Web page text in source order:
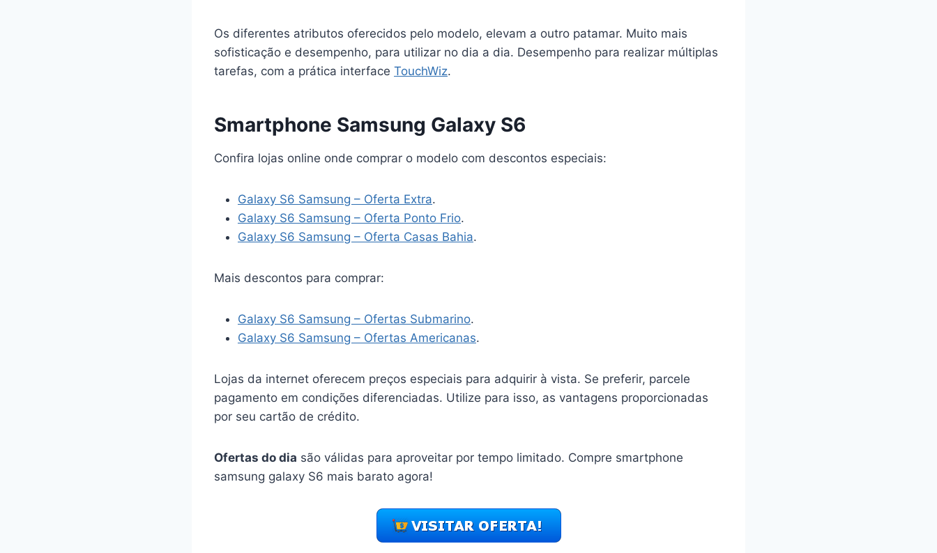
Os diferentes atributos oferecidos pelo modelo, elevam a outro patamar. Muito mais
sofisticação e desempenho, para utilizar no dia a dia. Desempenho para realizar múltiplas
tarefas, com a prática interface TouchWiz.
Smartphone Samsung Galaxy S6
Confira lojas online onde comprar o modelo com descontos especiais:
Galaxy S6 Samsung – Oferta Extra.
Galaxy S6 Samsung – Oferta Ponto Frio.
Galaxy S6 Samsung – Oferta Casas Bahia.
Mais descontos para comprar:
Galaxy S6 Samsung – Ofertas Submarino.
Galaxy S6 Samsung – Ofertas Americanas.
Lojas da internet oferecem preços especiais para adquirir à vista. Se preferir, parcele
pagamento em condições diferenciadas. Utilize para isso, as vantagens proporcionadas
por seu cartão de crédito.
Ofertas do dia são válidas para aproveitar por tempo limitado. Compre smartphone
samsung galaxy S6 mais barato agora!